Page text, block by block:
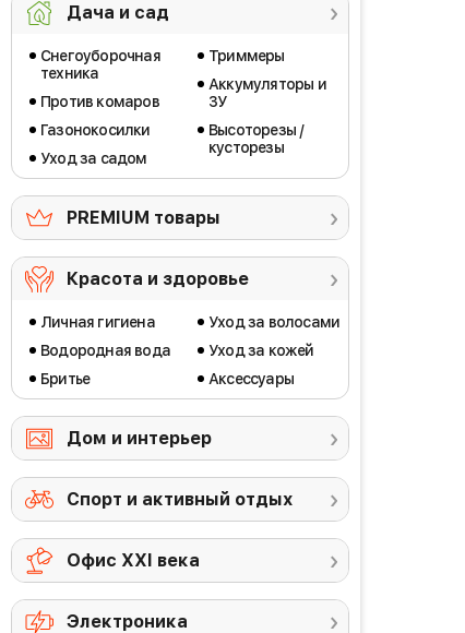
Дача и сад
Снегоуборочная
техника
Против комаров
Газонокосилки
Уход за садом
Триммеры
Аккумуляторы и
ЗУ
Высоторезы /
кусторезы
PREMIUM товары
Красота и здоровье
Личная гигиена
Водородная вода
Бритье
Уход за волосами
Уход за кожей
Аксессуары
Дом и интерьер
Спорт и активный отдых
Офис ХХI века
Электроника